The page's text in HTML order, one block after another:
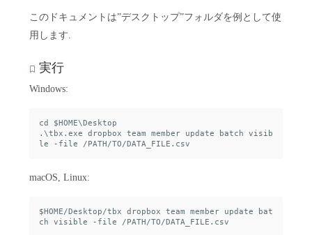
このドキュメントは”デスクトップ”フォルダを例として使
用します.
実行
Windows:
cd $HOME\Desktop
.\tbx.exe dropbox team member update batch visib
macOS, Linux:
$HOME/Desktop/tbx dropbox team member update bat